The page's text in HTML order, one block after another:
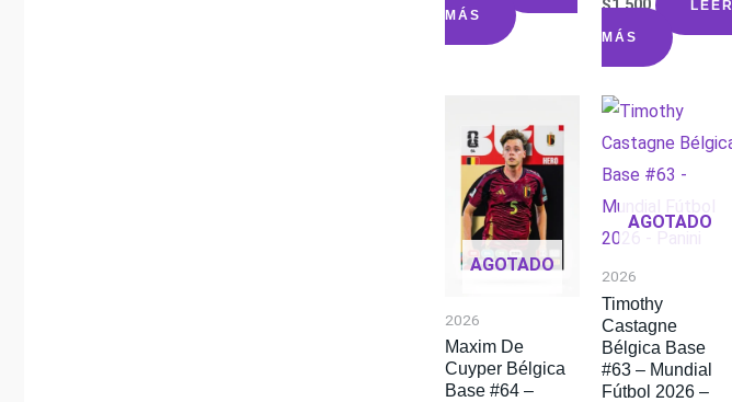
MÁS
$1.500 LEER
MÁS
AGOTADO
2026
Maxim De
Cuyper Bélgica
Base #64 –
AGOTADO
2026
Timothy
Castagne
Bélgica Base
#63 – Mundial
Fútbol 2026 –